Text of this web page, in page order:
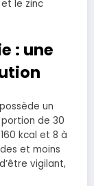
le zinc
: une
un
de 30
kcal et 8 à
et moins
vigilant,